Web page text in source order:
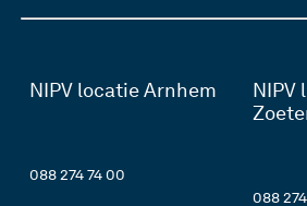
NIPV locatie Arnhem
088 274 74 00
NIPV
088